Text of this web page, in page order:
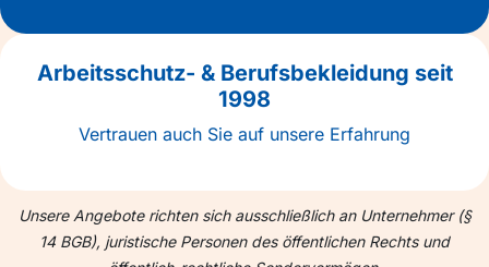
Arbeitsschutz- & Berufsbekleidung seit
1998
Vertrauen auch Sie auf unsere Erfahrung
Unsere Angebote richten sich ausschließlich an Unternehmer (§
14 BGB), juristische Personen des öffentlichen Rechts und